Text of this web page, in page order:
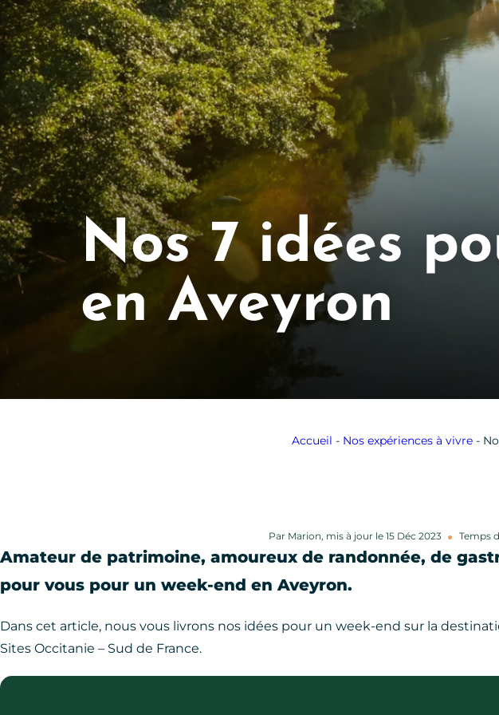
Nos 7 idées
en Aveyron
Accueil - Nos expériences à vivre -
Par Marion, mis à jour le 15 Déc 2023 Temps
Amateur de patrimoine, amoureux de randonnée, de
pour vous pour un week-end en Aveyron.
Dans cet article, nous vous livrons nos idées pour un week-end sur la
Sites Occitanie – Sud de France.